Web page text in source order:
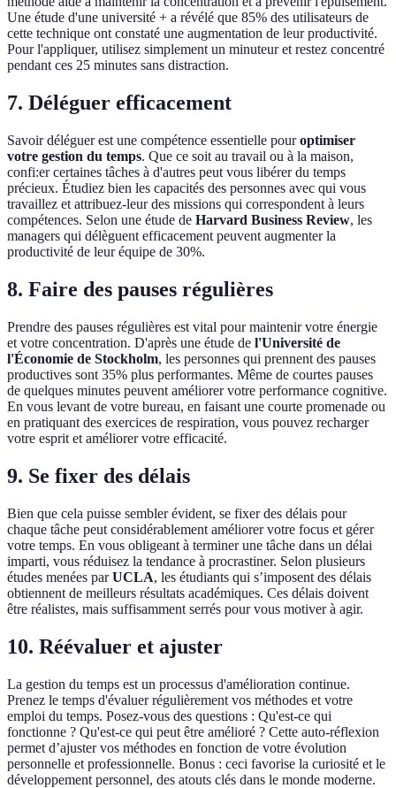
Une étude d'une université + a révélé que 85% des utilisateurs de
cette technique ont constaté une augmentation de leur productivité.
Pour l'appliquer, utilisez simplement un minuteur et restez concentré
pendant ces 25 minutes sans distraction.
7. Déléguer efficacement
Savoir déléguer est une compétence essentielle pouroptimiser
votre gestion du temps. Que ce soit au travail ou à la maison,
confi:er certaines tâches à d'autres peut vous libérer du temps
précieux. Étudiez bien les capacités des personnes avec qui vous
travaillez et attribuez-leur des missions qui correspondent à leurs
compétences. Selon une étude de Harvard Business Review, les
managers qui délèguent efficacement peuvent augmenter la
productivité de leur équipe de 30%.
8. Faire des pauses régulières
Prendre des pauses régulières est vital pour maintenir votre énergie
et votre concentration. D'après une étude de l'Université de
l'Économie de Stockholm, les personnes qui prennent des pauses
productives sont 35% plus performantes. Même de courtes pauses
de quelques minutes peuvent améliorer votre performance cognitive.
En vous levant de votre bureau, en faisant une courte promenade ou
en pratiquant des exercices de respiration, vous pouvez recharger
votre esprit et améliorer votre efficacité.
9. Se fixer des délais
Bien que cela puisse sembler évident, se fixer des délais pour
chaque tâche peut considérablement améliorer votre focus et gérer
votre temps. En vous obligeant à terminer une tâche dans un délai
imparti, vous réduisez la tendance à procrastiner. Selon plusieurs
études menées parUCLA, les étudiants qui s’imposent des délais
obtiennent de meilleurs résultats académiques. Ces délais doivent
être réalistes, mais suffisamment serrés pour vous motiver à agir.
10. Réévaluer et ajuster
La gestion du temps est un processus d'amélioration continue.
Prenez le temps d'évaluer régulièrement vos méthodes et votre
emploi du temps. Posez-vous des questions : Qu'est-ce qui
fonctionne ? Qu'est-ce qui peut être amélioré ? Cette auto-réflexion
permet d’ajuster vos méthodes en fonction de votre évolution
personnelle et professionnelle. Bonus : ceci favorise la curiosité et le
développement personnel, des atouts clés dans le monde moderne.